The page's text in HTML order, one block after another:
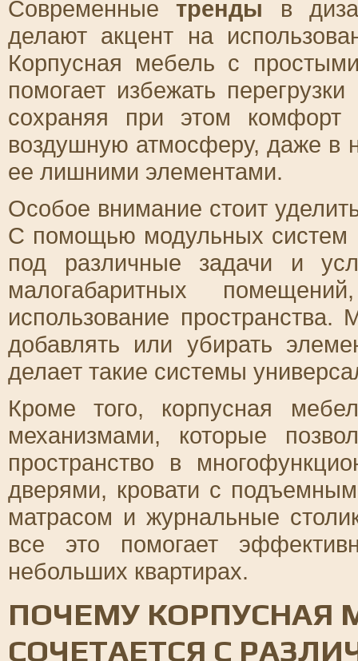
Современныетренды в
делают акцент на
Корпусная мебель с
помогает избежать
сохраняя при этом комфорт
воздушную атмосферу, даже в
ее лишними элементами.
Особое внимание стоит
С помощью модульных систем
под различные задачи и
малогабаритных
использование пространства.
добавлять или убирать
делает такие системы
Кроме того, корпусная
механизмами, которые
пространство в
дверями, кровати с
матрасом и журнальные
все это помогает
небольших квартирах.
ПОЧЕМУ КОРПУСНАЯ
СОЧЕТАЕТСЯ С